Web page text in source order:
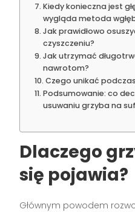
Kiedy konieczna jest
wygląda metoda
Jak prawidłowo
czyszczeniu?
Jak utrzymać
nawrotom?
Czego unikać
Podsumowanie: co
usuwaniu grzyba na
Dlaczego
się pojawia?
Głównym powodem